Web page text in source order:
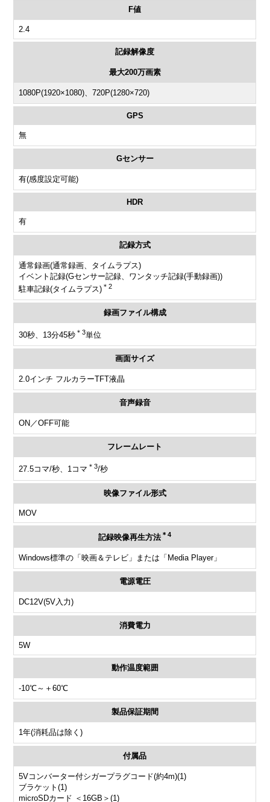
F値
2.4
記録解像度
最大200万画素
1080P(1920×1080)、720P(1280×720)
GPS
無
Gセンサー
有(感度設定可能)
HDR
有
記録方式
通常録画(通常録画、タイムラプス)
イベント記録(Gセンサー記録、ワンタッチ記録(手動録画))
駐車記録(タイムラプス) ＊2
録画ファイル構成
30秒、13分45秒 ＊3単位
画面サイズ
2.0インチ フルカラーTFT液晶
音声録音
ON／OFF可能
フレームレート
27.5コマ/秒、1コマ ＊3/秒
映像ファイル形式
MOV
記録映像再生方法 ＊4
Windows標準の「映画＆テレビ」または「Media Player」
電源電圧
DC12V(5V入力)
消費電力
5W
動作温度範囲
-10℃～＋60℃
製品保証期間
1年(消耗品は除く)
付属品
5Vコンバーター付シガープラグコード(約4m)(1)
ブラケット(1)
microSDカード ＜16GB＞(1)